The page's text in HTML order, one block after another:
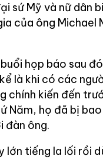
sứ Mỹ và nữ dân
của ông Michael
họp báo sau
là khi có các
chính kiến đến
Năm, họ đã bị
đàn ông.
lớn tiếng la lối rồi